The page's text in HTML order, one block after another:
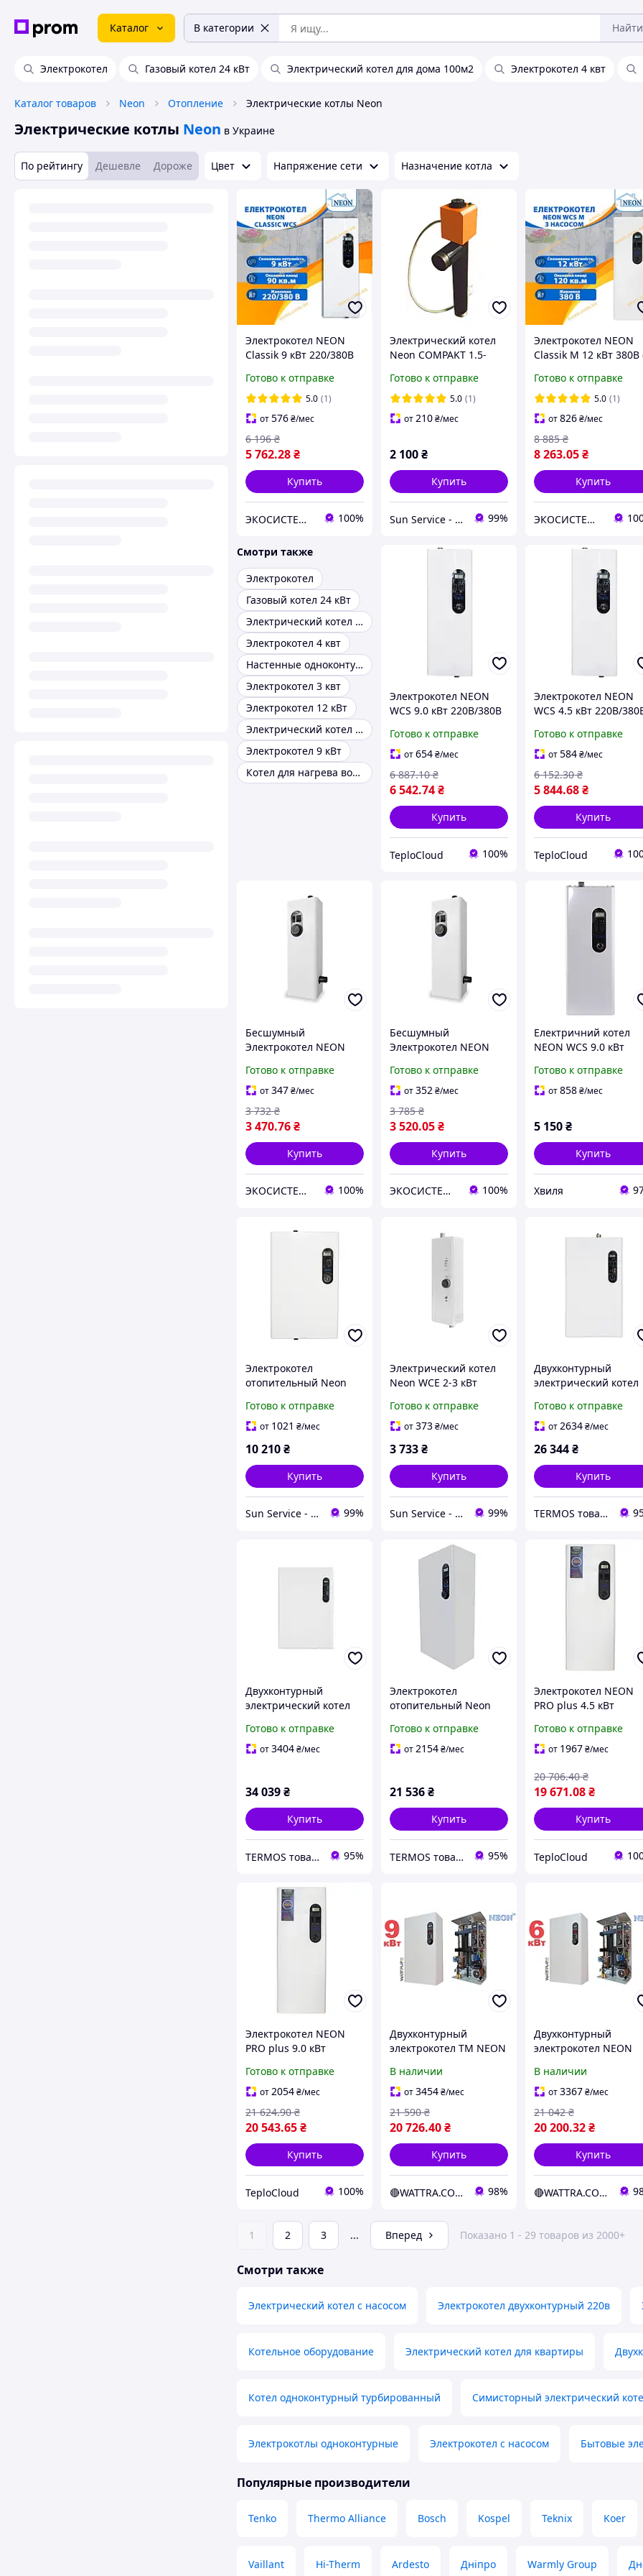
Каталог В категории Найти
Электрокотел Газовый котел 24 кВт Электрический котел для дома 100м2 Электрокотел 4 квт
Каталог товаров Neon Отопление Электрические котлы Neon
Электрические котлы Neon в Украине
По рейтингу Дешевле Дороже Цвет Напряжение сети Назначение котла
Электрокотел NEON
Classik 9 кВт 220/380В
(бесшумный)
Готово к отправке
5.0 (1)
от576₴/мес
5 762.28₴
6 196 ₴
Купить
ЭКОСИСТЕМ ИНЖИНИРИНГ ООО 100%
Электрический котел
Neon COMPAKT 1.5-
устройство для
твердотопливных
котлов 1,5 кВт
Готово к отправке
5.0 (1)
от210₴/мес
2 100₴
Купить
Sun Service - интернет-магазин 99%
Электрокотел NEON
Classik M 12 кВт 380В
Готово к отправке
5.0 (1)
от826₴/мес
8 263.05₴
8 885 ₴
Купить
ЭКОСИСТЕМ ИНЖИНИРИНГ ООО
Смотри также
Электрокотел
Газовый котел 24 кВт
Электрический котел для дома 100м2
Электрокотел 4 квт
Настенные одноконтурные газовые котлы
Электрокотел 3 квт
Электрокотел 12 кВт
Электрический котел для дома
Электрокотел 9 кВт
Котел для нагрева воды
Электрокотел NEON
WCS 9.0 кВт 220В/380В
настенный бесшумный
Готово к отправке
от654₴/мес
6 542.74₴
6 887.10 ₴
Купить
TeploCloud 100%
Электрокотел NEON
WCS 4.5 кВт 220В/
настенный
Готово к отправке
от584₴/мес
5 844.68₴
6 152.30 ₴
Купить
TeploCloud
Бесшумный
Электрокотел NEON
Готово к отправке
от347₴/мес
3 470.76₴
3 732 ₴
Купить
ЭКОСИСТЕМ ИНЖИНИРИНГ ООО 100%
Бесшумный
Электрокотел NEON
Готово к отправке
от352 ₴/мес
3 520.05₴
3 785 ₴
Купить
ЭКОСИСТЕМ ИНЖИНИРИНГ ООО 100%
Електричний котел
NEON WCS 9.0 кВт
контактор
Готово к отправке
от858₴/мес
5 150₴
Купить
Хвиля
Электрокотел
отопительный Neon
большой мощности
18КВт (модульный
Готово к отправке
от 1021 ₴/мес
10 210₴
Купить
Sun Service - интернет-магазин 99%
Электрический котел
Neon WCE 2-3 кВт
комплектации 2 кВт
Готово к отправке
от373₴/мес
3 733₴
Купить
Sun Service - интернет-магазин 99%
Двухконтурный
электрический котел
WCSM/WH 6-15кВт
220/380в полная
Готово к отправке
от2634₴/мес
26 344₴
Купить
TERMOS товары альтернативной энергетики
Двухконтурный
электрический котел
WCSM/WH 18-30кВт
380в с насосм,
Готово к отправке
от3404₴/мес
34 039₴
Купить
TERMOS товары альтернативной энергетики 95%
Электрокотел
отопительный Neon
гидрогруппой, насосом
и расширительным
Готово к отправке
от2154₴/мес
21 536₴
Купить
TERMOS товары альтернативной энергетики 95%
Электрокотел NEON
PRO plus 4.5 кВт
одноконтурный
настенный с насосом и
Готово к отправке
от 1967₴/мес
19 671.08₴
20 706.40 ₴
Купить
TeploCloud
Электрокотел NEON
PRO plus 9.0 кВт
одноконтурный
настенный с насосом и
баком
Готово к отправке
от2054₴/мес
20 543.65₴
21 624.90 ₴
Купить
TeploCloud 100%
Двухконтурный
электрокотел TM NEON
насосом. Модульный
контактор (ТХ)
В наличии
от3454₴/мес
20 726.40₴
21 590 ₴
Купить
🔴WATTRA.COM.UA - дело техники... 98%
Двухконтурный
электрокотел NEON
насосом. Модульный
контактор (ТХ)
В наличии
от3367₴/мес
20 200.32₴
21 042 ₴
Купить
🔴WATTRA.COM.UA - дело техники...
1 2 3 ... Вперед Показано 1 - 29 товаров из 2000+
Смотри также
Электрический котел с насосом Электрокотел двухконтурный 220в
Котельное оборудование Электрический котел для квартиры
Котел одноконтурный турбированный Симисторный электрический
Электрокотлы одноконтурные Электрокотел с насосом Бытовые
Популярные производители
Tenko Thermo Alliance Bosch Kospel Teknix Koer
Vaillant Hi-Therm Ardesto Дніпро Warmly Group